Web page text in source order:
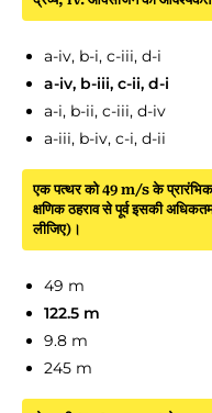
a-iv, b-i, c-iii, d-i
a-iv, b-iii, c-ii, d-i
a-i, b-ii, c-iii, d-iv
a-iii, b-iv, c-i, d-ii
एक पत्थर को 49 m/s के
क्षणिक ठहराव से पूर्व इसकी
लीजिए)।
49 m
122.5 m
9.8 m
245 m